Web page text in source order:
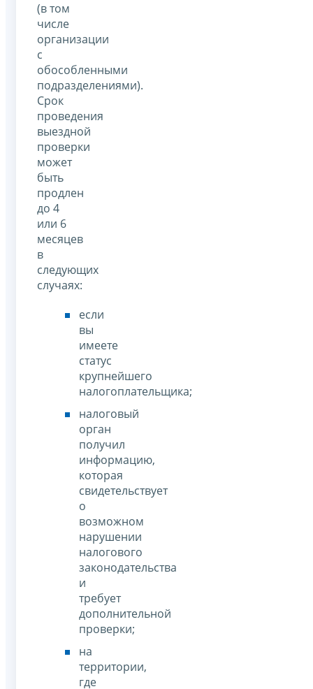
(в том
числе
организации
с
обособленными
подразделениями).
Срок
проведения
выездной
проверки
может
быть
продлен
до 4
или 6
месяцев
в
следующих
случаях:
если
вы
имеете
статус
крупнейшего
налогоплательщика;
налоговый
орган
получил
информацию,
которая
свидетельствует
о
возможном
нарушении
налогового
законодательства
и
требует
дополнительной
проверки;
на
территории,
где